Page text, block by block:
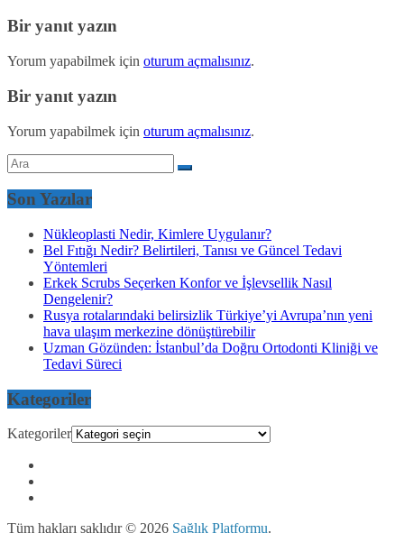
Bir yanıt yazın
Yorum yapabilmek için oturum açmalısınız.
Bir yanıt yazın
Yorum yapabilmek için oturum açmalısınız.
Son Yazılar
Nükleoplasti Nedir, Kimlere Uygulanır?
Bel Fıtığı Nedir? Belirtileri, Tanısı ve Güncel Tedavi
Yöntemleri
Erkek Scrubs Seçerken Konfor ve İşlevsellik Nasıl
Dengelenir?
Rusya rotalarındaki belirsizlik Türkiye’yi Avrupa’nın yeni
hava ulaşım merkezine dönüştürebilir
Uzman Gözünden: İstanbul’da Doğru Ortodonti Kliniği ve
Tedavi Süreci
Kategoriler
Kategoriler
Tüm hakları saklıdır © 2026 Sağlık Platformu.